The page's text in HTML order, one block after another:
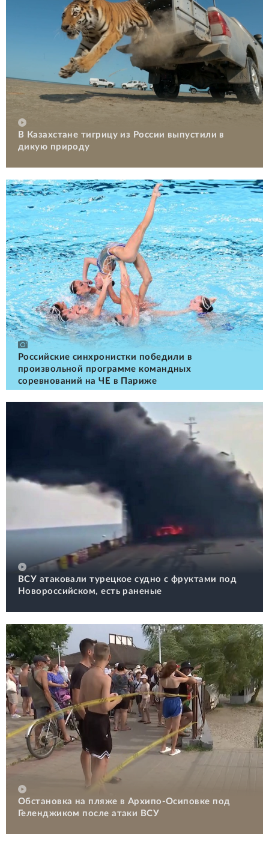
В Казахстане тигрицу из России выпустили в
дикую природу
Российские cинхронистки победили в
произвольной программе командных
соревнований на ЧЕ в Париже
ВСУ атаковали турецкое судно с фруктами под
Новороссийском, есть раненые
Обстановка на пляже в Архипо-Осиповке под
Геленджиком после атаки ВСУ